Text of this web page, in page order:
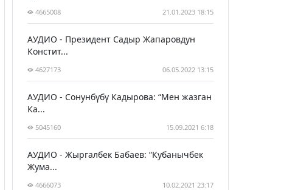
4665008 21.01.2023 18:15
АУДИО - Президент Садыр Жапаровдун
Констит...
4627173 06.05.2022 13:15
АУДИО - Сонунбүбү Кадырова: “Мен жазган
Ка...
5045160 15.09.2021 6:18
АУДИО - Жыргалбек Бабаев: “Кубанычбек
Жума...
4666073 10.02.2021 23:17